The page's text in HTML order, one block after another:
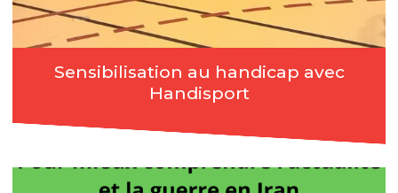
Sensibilisation au handicap avec
Handisport